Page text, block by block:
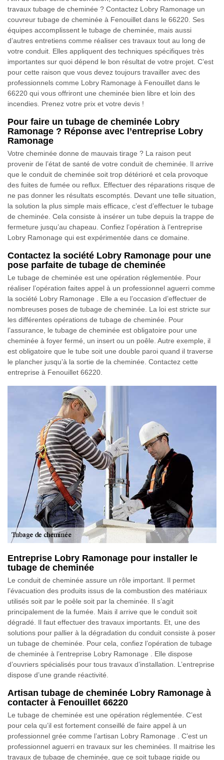
travaux tubage de cheminée ? Contactez Lobry Ramonage un
couvreur tubage de cheminée à Fenouillet dans le 66220. Ses
équipes accomplissent le tubage de cheminée, mais aussi
d’autres entretiens comme réaliser ces travaux tout au long de
votre conduit. Elles appliquent des techniques spécifiques très
importantes sur quoi dépend le bon résultat de votre projet. C’est
pour cette raison que vous devez toujours travailler avec des
professionnels comme Lobry Ramonage à Fenouillet dans le
66220 qui vous offriront une cheminée bien libre et loin des
incendies. Prenez votre prix et votre devis !
Pour faire un tubage de cheminée Lobry
Ramonage ? Réponse avec l’entreprise Lobry
Ramonage
Votre cheminée donne de mauvais tirage ? La raison peut
provenir de l’état de santé de votre conduit de cheminée. Il arrive
que le conduit de cheminée soit trop détérioré et cela provoque
des fuites de fumée ou reflux. Effectuer des réparations risque de
ne pas donner les résultats escomptés. Devant une telle situation,
la solution la plus simple mais efficace, c’est d’effectuer le tubage
de cheminée. Cela consiste à insérer un tube depuis la trappe de
fermeture jusqu’au chapeau. Confiez l’opération à l’entreprise
Lobry Ramonage qui est expérimentée dans ce domaine.
Contactez la société Lobry Ramonage pour une
pose parfaite de tubage de cheminée
Le tubage de cheminée est une opération réglementée. Pour
réaliser l’opération faites appel à un professionnel aguerri comme
la société Lobry Ramonage . Elle a eu l’occasion d’effectuer de
nombreuses poses de tubage de cheminée. La loi est stricte sur
les différentes opérations de tubage de cheminée. Pour
l’assurance, le tubage de cheminée est obligatoire pour une
cheminée à foyer fermé, un insert ou un poêle. Autre exemple, il
est obligatoire que le tube soit une double paroi quand il traverse
le plancher jusqu’à la sortie de la cheminée. Contactez cette
entreprise à Fenouillet 66220.
Entreprise Lobry Ramonage pour installer le
tubage de cheminée
Le conduit de cheminée assure un rôle important. Il permet
l’évacuation des produits issus de la combustion des matériaux
utilisés soit par le poêle soit par la cheminée. Il s’agit
principalement de la fumée. Mais il arrive que le conduit soit
dégradé. Il faut effectuer des travaux importants. Et, une des
solutions pour pallier à la dégradation du conduit consiste à poser
un tubage de cheminée. Pour cela, confiez l’opération de tubage
de cheminée à l’entreprise Lobry Ramonage . Elle dispose
d’ouvriers spécialisés pour tous travaux d’installation. L’entreprise
dispose d’une grande réactivité.
Artisan tubage de cheminée Lobry Ramonage à
contacter à Fenouillet 66220
Le tubage de cheminée est une opération réglementée. C’est
pour cela qu’il est fortement conseillé de faire appel à un
professionnel grée comme l’artisan Lobry Ramonage . C’est un
professionnel aguerri en travaux sur les cheminées. Il maitrise les
travaux de tubage de cheminée, que ce soit tubage rigide ou